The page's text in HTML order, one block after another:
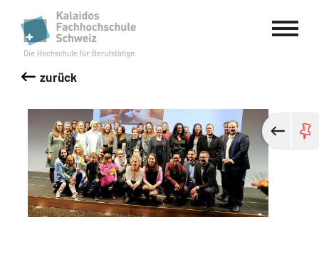
Kalaidos Fachhochschule Schweiz
zurück